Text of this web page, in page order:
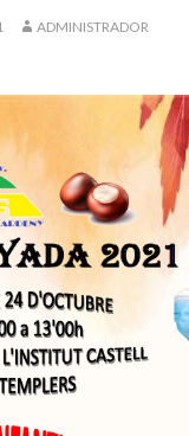
ADMINISTRADOR